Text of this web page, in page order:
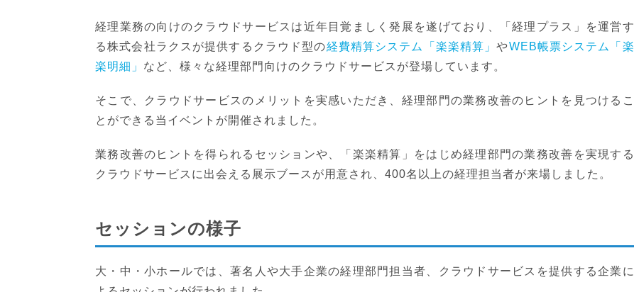
経理業務の向けのクラウドサービスは近年目覚ましく発展を遂げており、「経理プラス」を運営す
る株式会社ラクスが提供するクラウド型の経費精算システム「楽楽精算」やWEB帳票システム「楽
楽明細」 など、様々な経理部門向けのクラウドサービスが登場しています。
そこで、クラウドサービスのメリットを実感いただき、経理部門の業務改善のヒントを見つけるこ
とができる当イベントが開催されました。
業務改善のヒントを得られるセッションや、「楽楽精算」をはじめ経理部門の業務改善を実現する
クラウドサービスに出会える展示ブースが用意され、400名以上の経理担当者が来場しました。
セッションの様子
大・中・小ホールでは、著名人や大手企業の経理部門担当者、クラウドサービスを提供する企業に